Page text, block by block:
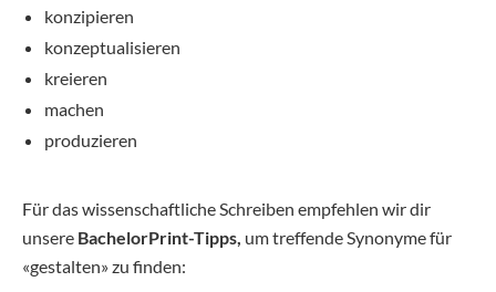
konzipieren
konzeptualisieren
kreieren
machen
produzieren
Für das wissenschaftliche Schreiben empfehlen wir dir
unsere BachelorPrint-Tipps, um treffende Synonyme für
«gestalten» zu finden: